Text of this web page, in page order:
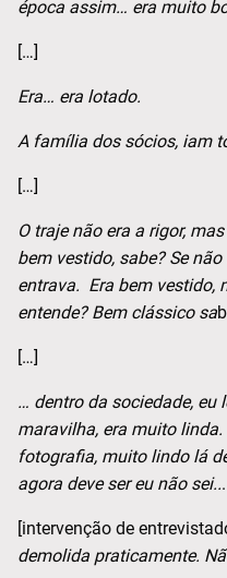
época assim… era muito
[…]
Era… era lotado.
A família dos sócios, iam
[…]
O traje não era a rigor,
bem vestido, sabe? Se
entrava. Era bem vestido,
entende? Bem clássico sa
[…]
… dentro da sociedade, eu
maravilha, era muito
fotografia, muito lindo lá
agora deve ser eu não sei...
[intervenção de
demolida praticamente.